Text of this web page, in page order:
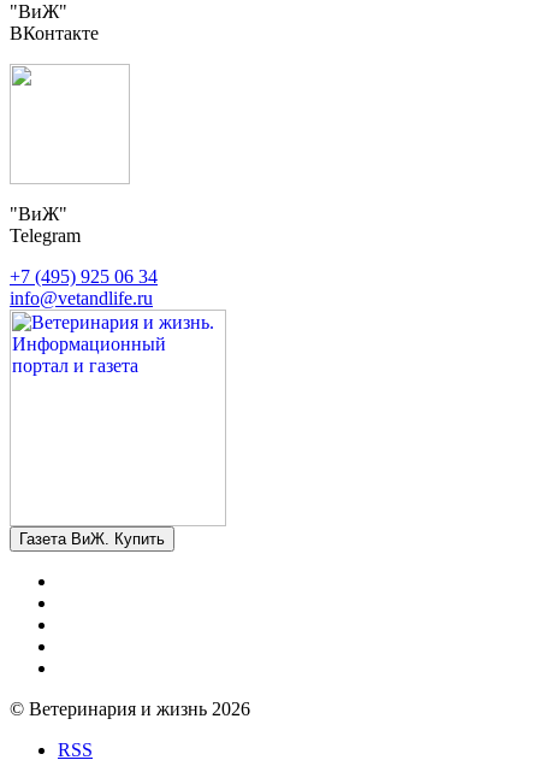
"ВиЖ"
ВКонтакте
"ВиЖ"
Telegram
+7 (495) 925 06 34
info@vetandlife.ru
Газета ВиЖ. Купить
© Ветеринария и жизнь 2026
RSS